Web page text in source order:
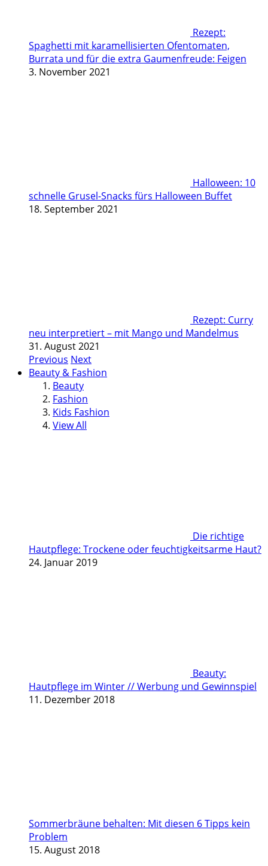
Rezept:
Spaghetti mit karamellisierten Ofentomaten,
Burrata und für die extra Gaumenfreude: Feigen
3. November 2021
Halloween: 10
schnelle Grusel-Snacks fürs Halloween Buffet
18. September 2021
Rezept: Curry
neu interpretiert – mit Mango und Mandelmus
31. August 2021
Previous Next
Beauty & Fashion
Beauty
Fashion
Kids Fashion
View All
Die richtige
Hautpflege: Trockene oder feuchtigkeitsarme Haut?
24. Januar 2019
Beauty:
Hautpflege im Winter // Werbung und Gewinnspiel
11. Dezember 2018
Sommerbräune behalten: Mit diesen 6 Tipps kein
Problem
15. August 2018